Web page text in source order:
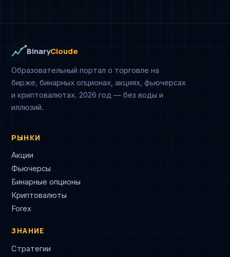
BinaryCloude
Образовательный портал о торговле на
бирже, бинарных опционах, акциях, фьючерсах
и криптовалютах. 2026 год — без воды и
иллюзий.
РЫНКИ
Акции
Фьючерсы
Бинарные опционы
Криптовалюты
Forex
ЗНАНИЕ
Стратегии